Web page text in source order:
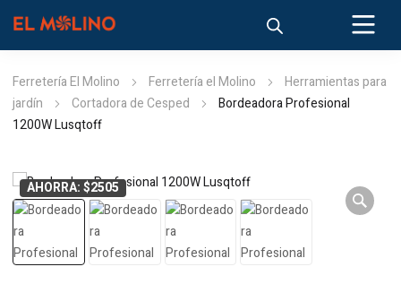
Ferretería El Molino Ferretería el Molino
Herramientas para
jardín
Cortadora de Cesped
Bordeadora Profesional
1200W Lusqtoff
AHORRA: $2505